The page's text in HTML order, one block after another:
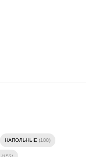
НАПОЛЬНЫЕ (188)